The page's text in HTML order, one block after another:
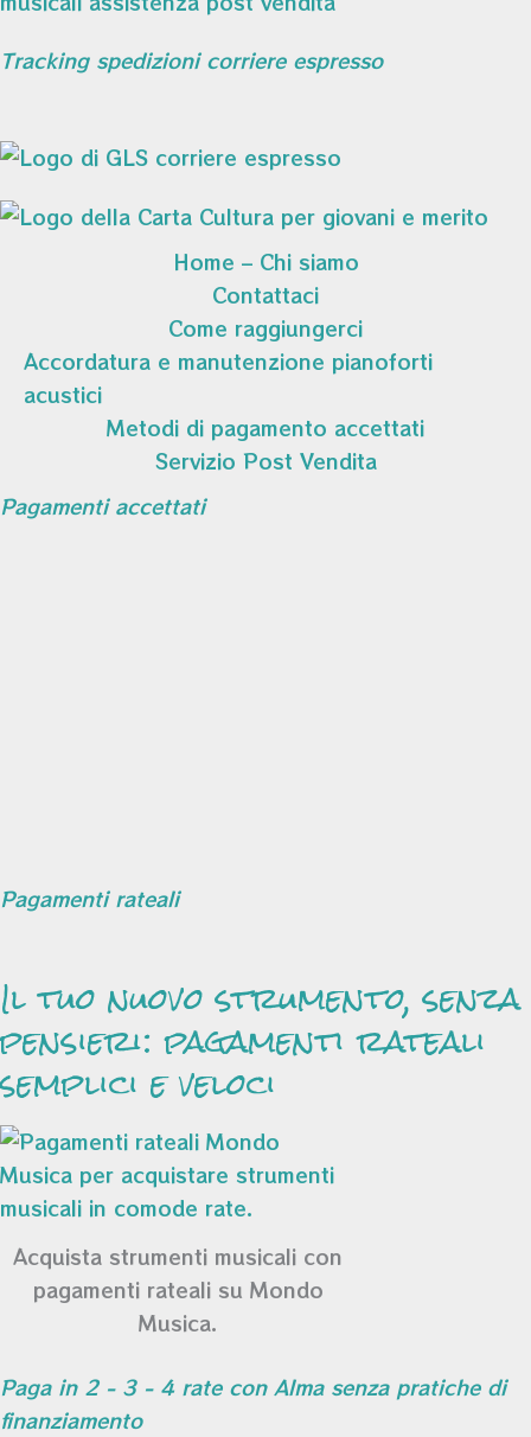
Tracking spedizioni corriere espresso
Home – Chi siamo
Contattaci
Come raggiungerci
Accordatura e manutenzione pianoforti
acustici
Metodi di pagamento accettati
Servizio Post Vendita
Pagamenti accettati
Pagamenti rateali
Il tuo nuovo strumento, senza
pensieri: pagamenti rateali
semplici e veloci
Acquista strumenti musicali con
pagamenti rateali su Mondo
Musica.
Paga in 2 - 3 - 4 rate con Alma senza pratiche di
finanziamento